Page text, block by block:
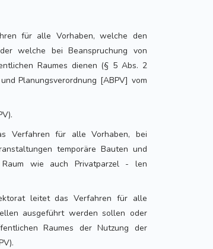
für alle Vorhaben, welche den
welche bei Beanspruchung von
Raumes dienen (§ 5 Abs. 2
Planungsverordnung [ABPV] vom
Verfahren für alle Vorhaben, bei
temporäre Bauten und
wie auch Privatparzel - len
leitet das Verfahren für alle
ausgeführt werden sollen oder
Raumes der Nutzung der